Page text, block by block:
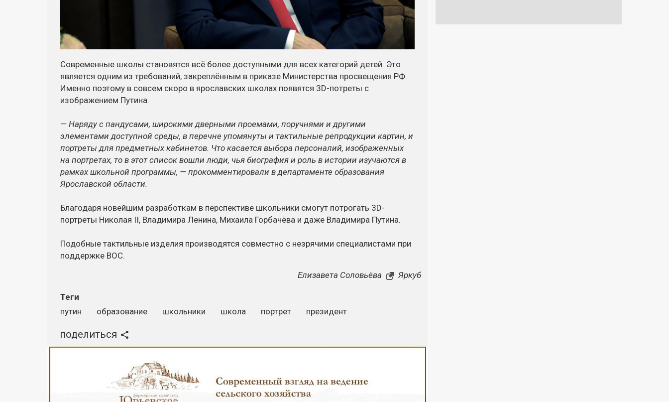
Современные школы становятся всё более доступными для всех категорий детей. Это
является одним из требований, закреплённым в приказе Министерства просвещения РФ.
Именно поэтому в совсем скоро в ярославских школах появятся 3D-потреты с
изображением Путина.
— Наряду с пандусами, широкими дверными проемами, поручнями и другими
элементами доступной среды, в перечне упомянуты и тактильные репродукции картин, и
портреты для предметных кабинетов. Что касается выбора персоналий, изображенных
на портретах, то в этот список вошли люди, чья биография и роль в истории изучаются в
рамках школьной программы, — прокомментировали в департаменте образования
Ярославской области.
Благодаря новейшим разработкам в перспективе школьники смогут потрогать 3D-
портреты Николая II, Владимира Ленина, Михаила Горбачёва и даже Владимира Путина.
Подобные тактильные изделия производятся совместно с незрячими специалистами при
поддержке ВОС.
Елизавета Соловьёва
Яркуб
Теги
путин
образование школьники школа портрет президент
поделиться